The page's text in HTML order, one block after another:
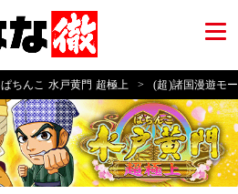
ぱちんこ 水戸黄門 超極上 > (超)諸国漫遊モ